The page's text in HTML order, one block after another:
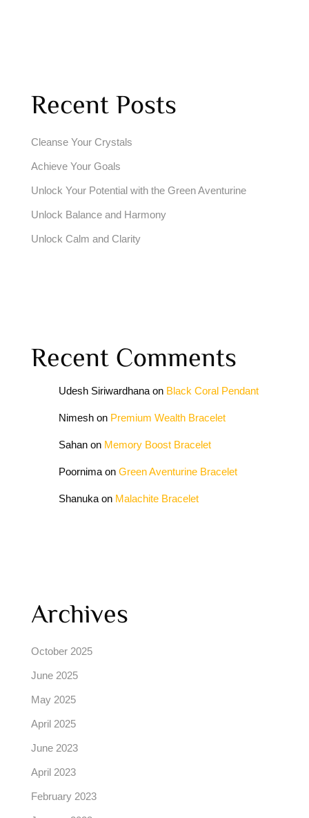
Recent Posts
Cleanse Your Crystals
Achieve Your Goals
Unlock Your Potential with the Green Aventurine
Unlock Balance and Harmony
Unlock Calm and Clarity
Recent Comments
Udesh Siriwardhana on Black Coral Pendant
Nimesh on Premium Wealth Bracelet
Sahan on Memory Boost Bracelet
Poornima on Green Aventurine Bracelet
Shanuka on Malachite Bracelet
Archives
October 2025
June 2025
May 2025
April 2025
June 2023
April 2023
February 2023